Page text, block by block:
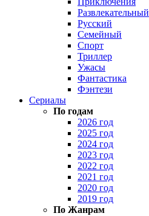
Развлекательный
Русский
Семейный
Спорт
Триллер
Ужасы
Фантастика
Фэнтези
Сериалы
По годам
2026 год
2025 год
2024 год
2023 год
2022 год
2021 год
2020 год
2019 год
По Жанрам